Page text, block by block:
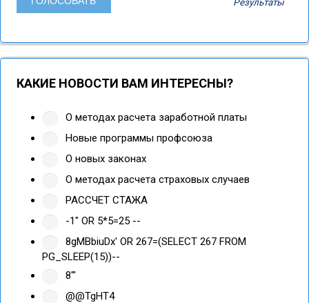
Результаты
КАКИЕ НОВОСТИ ВАМ ИНТЕРЕСНЫ?
О методах расчета заработной платы
Новые программы профсоюза
О новых законах
О методах расчета страховых случаев
РАССЧЕТ СТАЖА
-1" OR 5*5=25 --
8gMBbiuDx' OR 267=(SELECT 267 FROM
PG_SLEEP(15))--
8'"
@@TgHT4